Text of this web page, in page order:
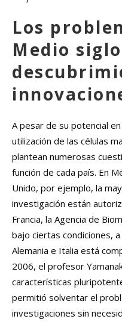
Los
Medio
A pesar de su potencial
utilización de las células
plantean numerosas
función de cada país. En
Unido, por ejemplo, la
investigación están
Francia, la Agencia de
bajo ciertas condiciones,
Alemania e Italia está
2006, el profesor
características
permitió solventar el
investigaciones sin